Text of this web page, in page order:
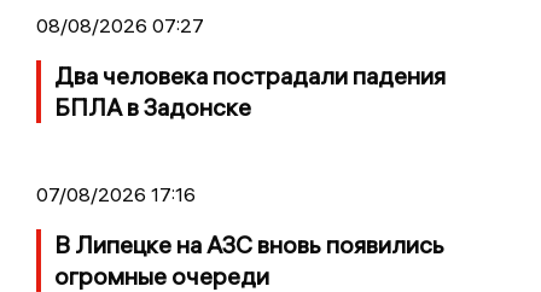
08/08/2026 07:27
Два человека пострадали падения
БПЛА в Задонске
07/08/2026 17:16
В Липецке на АЗС вновь появились
огромные очереди